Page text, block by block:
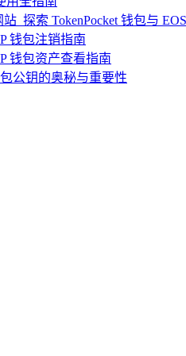
_探索 TokenPocket 钱包与
钱包注销指南
钱包资产查看指南
公钥的奥秘与重要性